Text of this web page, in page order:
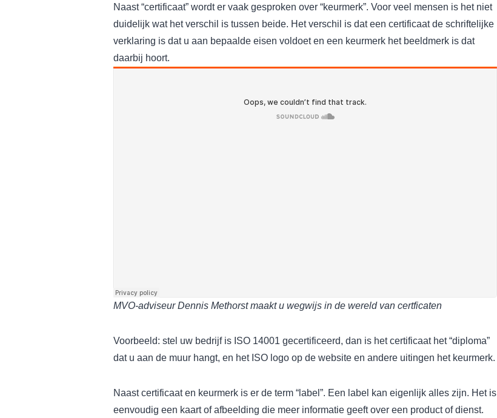
Naast “certificaat” wordt er vaak gesproken over “keurmerk”. Voor veel mensen is het niet
duidelijk wat het verschil is tussen beide. Het verschil is dat een certificaat de schriftelijke
verklaring is dat u aan bepaalde eisen voldoet en een keurmerk het beeldmerk is dat
daarbij hoort.
MVO-adviseur Dennis Methorst maakt u wegwijs in de wereld van certficaten
Voorbeeld: stel uw bedrijf is ISO 14001 gecertificeerd, dan is het certificaat het “diploma”
dat u aan de muur hangt, en het ISO logo op de website en andere uitingen het keurmerk.
Naast certificaat en keurmerk is er de term “label”. Een label kan eigenlijk alles zijn. Het is
eenvoudig een kaart of afbeelding die meer informatie geeft over een product of dienst.